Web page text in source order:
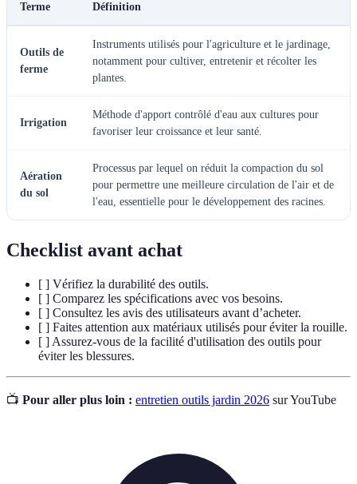
Terme Définition
Outils de
ferme
Instruments utilisés pour l'agriculture et le jardinage,
notamment pour cultiver, entretenir et récolter les
plantes.
Irrigation
Méthode d'apport contrôlé d'eau aux cultures pour
favoriser leur croissance et leur santé.
Aération
du sol
Processus par lequel on réduit la compaction du sol
pour permettre une meilleure circulation de l'air et de
l'eau, essentielle pour le développement des racines.
Checklist avant achat
[ ] Vérifiez la durabilité des outils.
[ ] Comparez les spécifications avec vos besoins.
[ ] Consultez les avis des utilisateurs avant d’acheter.
[ ] Faites attention aux matériaux utilisés pour éviter la rouille.
[ ] Assurez-vous de la facilité d'utilisation des outils pour
éviter les blessures.
📺 Pour aller plus loin : entretien outils jardin 2026 sur YouTube